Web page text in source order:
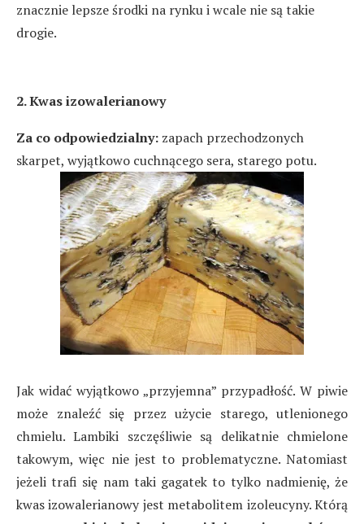
znacznie lepsze środki na rynku i wcale nie są takie
drogie.
2. Kwas izowalerianowy
Za co odpowiedzialny: zapach przechodzonych
skarpet, wyjątkowo cuchnącego sera, starego potu.
Jak widać wyjątkowo „przyjemna” przypadłość. W piwie
może znaleźć się przez użycie starego, utlenionego
chmielu. Lambiki szczęśliwie są delikatnie chmielone
takowym, więc nie jest to problematyczne. Natomiast
jeżeli trafi się nam taki gagatek to tylko nadmienię, że
kwas izowalerianowy jest metabolitem izoleucyny. Którą